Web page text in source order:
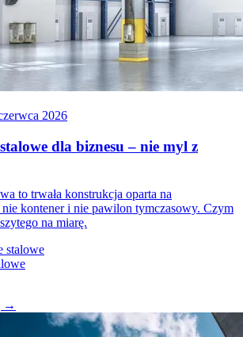
2026
dla biznesu – nie myl z
to trwała konstrukcja oparta na
kontener i nie pawilon tymczasowy. Czym
na miarę.
stalowe
→